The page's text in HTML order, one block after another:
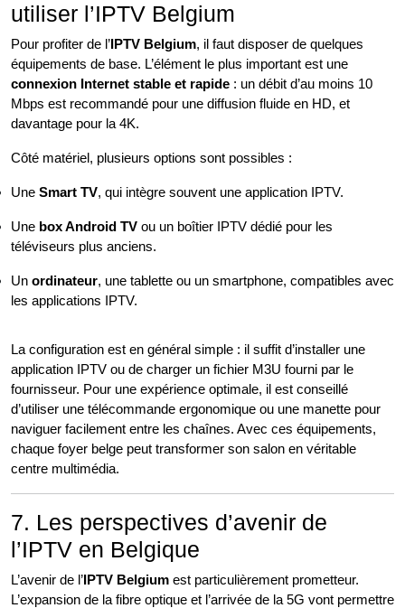
utiliser l’IPTV Belgium
Pour profiter de l’IPTV Belgium, il faut disposer de quelques
équipements de base. L’élément le plus important est une
connexion Internet stable et rapide : un débit d’au moins 10
Mbps est recommandé pour une diffusion fluide en HD, et
davantage pour la 4K.
Côté matériel, plusieurs options sont possibles :
Une Smart TV, qui intègre souvent une application IPTV.
Une box Android TV ou un boîtier IPTV dédié pour les
téléviseurs plus anciens.
Un ordinateur, une tablette ou un smartphone, compatibles avec
les applications IPTV.
La configuration est en général simple : il suffit d’installer une
application IPTV ou de charger un fichier M3U fourni par le
fournisseur. Pour une expérience optimale, il est conseillé
d’utiliser une télécommande ergonomique ou une manette pour
naviguer facilement entre les chaînes. Avec ces équipements,
chaque foyer belge peut transformer son salon en véritable
centre multimédia.
7. Les perspectives d’avenir de
l’IPTV en Belgique
L’avenir de l’IPTV Belgium est particulièrement prometteur.
L’expansion de la fibre optique et l’arrivée de la 5G vont permettre